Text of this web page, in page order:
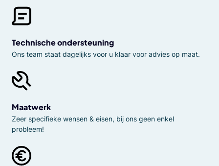
Technische ondersteuning
Ons team staat dagelijks voor u klaar voor advies op maat.
Maatwerk
Zeer specifieke wensen & eisen, bij ons geen enkel
probleem!